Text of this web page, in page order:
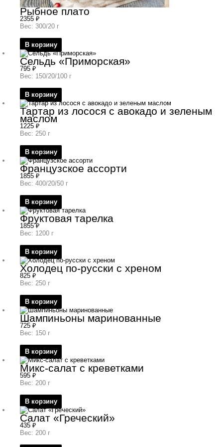
Рыбное плато
2355 ₽
Вес: 300/20 г
В корзину
Сельдь «Приморская»
795 ₽
Вес: 150/20/100 г
В корзину
Тартар из лосося с авокадо и зеленым
маслом
1225 ₽
Вес: 250 г
В корзину
Французское ассорти
1855 ₽
Вес: 400/20/50 г
В корзину
Фруктовая тарелка
1855₽
Вес: 1200 г
В корзину
Холодец по-русски с хреном
825 ₽
Вес: 250 г
В корзину
Шампиньоны маринованные
725 ₽
Вес: 150 г
В корзину
Микс-салат с креветками
595 ₽
Вес: 200 г
В корзину
Салат «Греческий»
435 ₽
Вес: 200 г